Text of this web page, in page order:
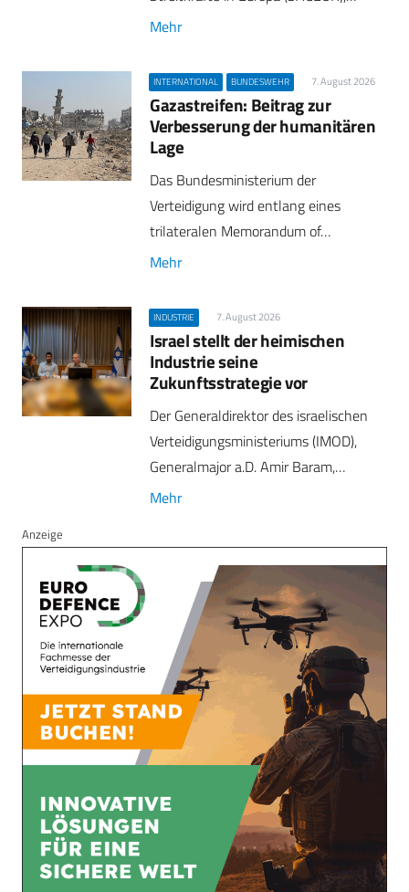
Mehr
INTERNATIONAL BUNDESWEHR 7. August 2026
Gazastreifen: Beitrag zur
Verbesserung der humanitären
Lage
Das Bundesministerium der
Verteidigung wird entlang eines
trilateralen Memorandum of…
Mehr
INDUSTRIE 7. August 2026
Israel stellt der heimischen
Industrie seine
Zukunftsstrategie vor
Der Generaldirektor des israelischen
Verteidigungsministeriums (IMOD),
Generalmajor a.D. Amir Baram,…
Mehr
Anzeige